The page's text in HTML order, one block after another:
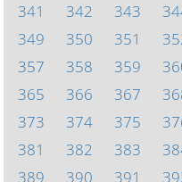
341
342 343
349
350 351
357
358 359
365
366 367
373
374 375
381
382 383
389
390 391